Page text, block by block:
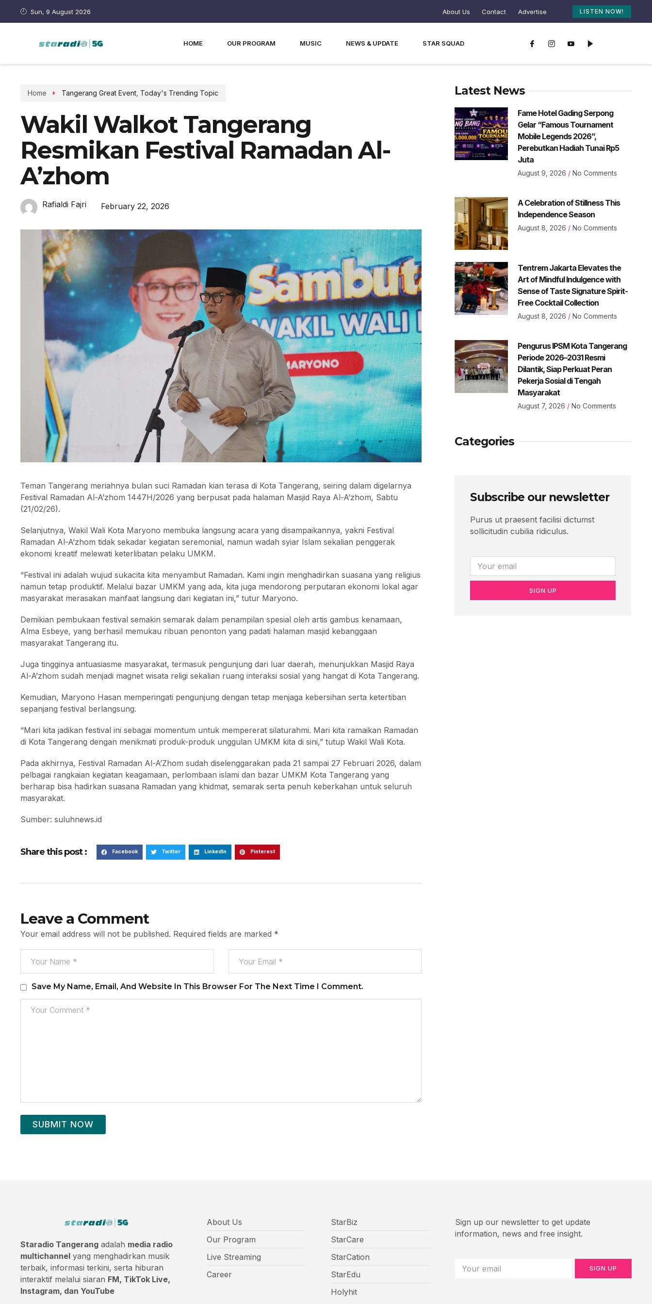
Sun, 9 August 2026 About Us Contact Advertise LISTEN NOW!
HOME OUR PROGRAM MUSIC NEWS & UPDATE STAR SQUAD
Home Tangerang Great Event, Today's Trending Topic
Wakil Walkot Tangerang
Resmikan Festival Ramadan Al-
A’zhom
Rafialdi Fajri February 22, 2026
Teman Tangerang meriahnya bulan suci Ramadan kian terasa di Kota Tangerang, seiring dalam digelarnya
Festival Ramadan Al-A’zhom 1447H/2026 yang berpusat pada halaman Masjid Raya Al-A’zhom, Sabtu
(21/02/26).
Selanjutnya, Wakil Wali Kota Maryono membuka langsung acara yang disampaikannya, yakni Festival
Ramadan Al-A’zhom tidak sekadar kegiatan seremonial, namun wadah syiar Islam sekalian penggerak
ekonomi kreatif melewati keterlibatan pelaku UMKM.
“Festival ini adalah wujud sukacita kita menyambut Ramadan. Kami ingin menghadirkan suasana yang religius
namun tetap produktif. Melalui bazar UMKM yang ada, kita juga mendorong perputaran ekonomi lokal agar
masyarakat merasakan manfaat langsung dari kegiatan ini,” tutur Maryono.
Demikian pembukaan festival semakin semarak dalam penampilan spesial oleh artis gambus kenamaan,
Alma Esbeye, yang berhasil memukau ribuan penonton yang padati halaman masjid kebanggaan
masyarakat Tangerang itu.
Juga tingginya antuasiasme masyarakat, termasuk pengunjung dari luar daerah, menunjukkan Masjid Raya
Al-A’zhom sudah menjadi magnet wisata religi sekalian ruang interaksi sosial yang hangat di Kota Tangerang.
Kemudian, Maryono Hasan memperingati pengunjung dengan tetap menjaga kebersihan serta ketertiban
sepanjang festival berlangsung.
“Mari kita jadikan festival ini sebagai momentum untuk mempererat silaturahmi. Mari kita ramaikan Ramadan
di Kota Tangerang dengan menikmati produk-produk unggulan UMKM kita di sini,” tutup Wakil Wali Kota.
Pada akhirnya, Festival Ramadan Al-A’Zhom sudah diselenggarakan pada 21 sampai 27 Februari 2026, dalam
pelbagai rangkaian kegiatan keagamaan, perlombaan islami dan bazar UMKM Kota Tangerang yang
berharap bisa hadirkan suasana Ramadan yang khidmat, semarak serta penuh keberkahan untuk seluruh
masyarakat.
Sumber: suluhnews.id
Share this post : Facebook Twitter LinkedIn Pinterest
Leave a Comment
Your email address will not be published. Required fields are marked *
Save My Name, Email, And Website In This Browser For The Next Time I Comment.
SUBMIT NOW
Latest News
Fame Hotel Gading Serpong
Gelar “Famous Tournament
Mobile Legends 2026”,
Perebutkan Hadiah Tunai Rp5
Juta
August 9, 2026 No Comments
A Celebration of Stillness This
Independence Season
August 8, 2026 No Comments
Tentrem Jakarta Elevates the
Art of Mindful Indulgence with
Sense of Taste Signature Spirit-
Free Cocktail Collection
August 8, 2026 No Comments
Pengurus IPSM Kota Tangerang
Periode 2026–2031 Resmi
Dilantik, Siap Perkuat Peran
Pekerja Sosial di Tengah
Masyarakat
August 7, 2026 No Comments
Categories
Subscribe our newsletter
Purus ut praesent facilisi dictumst
sollicitudin cubilia ridiculus.
SIGN UP
Staradio Tangerang adalah media radio
multichannel yang menghadirkan musik
terbaik, informasi terkini, serta hiburan
interaktif melalui siaran FM, TikTok Live,
Instagram, dan YouTube
About Us
Our Program
Live Streaming
Career
StarBiz
StarCare
StarCation
StarEdu
Holyhit
Sign up our newsletter to get update
information, news and free insight.
SIGN UP